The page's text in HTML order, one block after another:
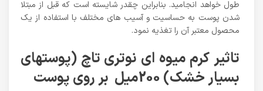
طول خواهد انجامید. بنابراین چقدر شایسته است که قبل از مبتلا
شدن پوست به حساسیت و آسیب های مختلف با استفاده از یک
محصول معتبر آن را تغذیه نمود.
تاثیر کرم میوه ای نوتری تاچ (پوستهای
بسیار خشک) 200میل بر روی پوست